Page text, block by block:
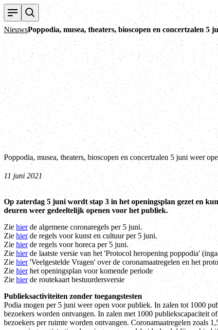
NieuwsPoppodia, musea, theaters, bioscopen en concertzalen 5
Poppodia, musea, theaters, bioscopen en concertzalen 5 juni weer
11 juni 2021
Op zaterdag 5 juni wordt stap 3 in het openingsplan gezet en
deuren weer gedeeltelijk openen voor het publiek.
Zie hierde algemene coronaregels per 5 juni.
Ziehierde regels voor kunst en cultuur per 5 juni.
Ziehierde regels voor horeca per 5 juni.
Ziehierde laatste versie van het 'Protocol heropening poppodia'
Zie hier'Veelgestelde Vragen' over de coronamaatregelen en het
Ziehierhet openingsplan voor komende periode
Zie hierde routekaart bestuurdersversie
Publieksactiviteiten zonder toegangstesten
Podia mogen per 5 juni weer open voor publiek. In zalen tot 1000
bezoekers worden ontvangen. In zalen met 1000 publiekscapaciteit
bezoekers per ruimte worden ontvangen. Coronamaatregelen zoals